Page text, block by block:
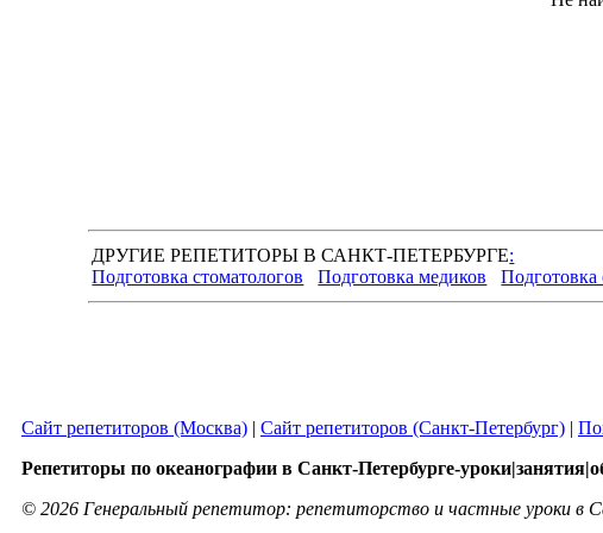
ДРУГИЕ РЕПЕТИТОРЫ В САНКТ-ПЕТЕРБУРГЕ:
Подготовка стоматологов
Подготовка медиков Подготовка
Сайт репетиторов (Москва) | Сайт репетиторов (Санкт-Петербург) |
Репетиторы по океанографии в Санкт-Петербурге-
© 2026 Генеральный репетитор: репетиторство и частные уроки в